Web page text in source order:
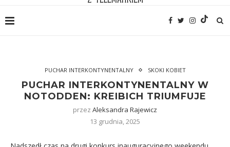
PUCHAR INTERKONTYNENTALNY SKOKI KOBIET
PUCHAR INTERKONTYNENTALNY W
NOTODDEN: KREIBICH TRIUMFUJE
przez Aleksandra Rajewicz
13 grudnia, 2025